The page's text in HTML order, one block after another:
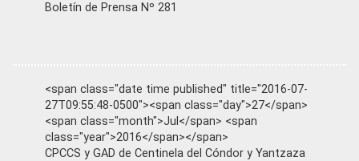
Boletín de Prensa Nº 281
<span class="date time published" title="2016-07-
27T09:55:48-0500"><span class="day">27</span>
<span class="month">Jul</span> <span
class="year">2016</span></span>
CPCCS y GAD de Centinela del Cóndor y Yantzaza